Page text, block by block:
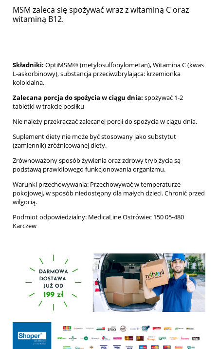
MSM zaleca się spożywać wraz z witaminą C oraz
witaminą B12.
Składniki: OptiMSM® (metylosulfonylometan), Witamina C (kwas
L-askorbinowy), substancja przeciwzbrylająca: krzemionka
koloidalna.
Zalecana porcja do spożycia w ciągu dnia: spożywać 1-2
tabletki w trakcie posiłku
Nie należy przekraczać zalecanej porcji do spożycia w ciągu dnia.
Suplement diety nie może być stosowany jako substytut
(zamiennik) zróżnicowanej diety.
Zrównoważony sposób żywienia oraz zdrowy tryb życia są
podstawą prawidłowego funkcjonowania organizmu.
Warunki przechowywania: Przechowywać w temperaturze
pokojowej, w sposób niedostępny dla małych dzieci. Chronić przed
wilgocią.
Podmiot odpowiedzialny: MedicaLine Ostrówiec 150 05-480
Karczew